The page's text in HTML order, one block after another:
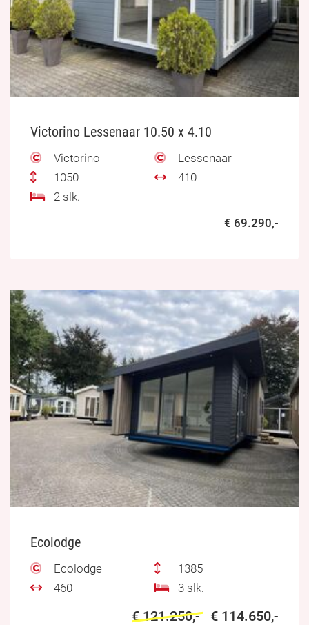
Victorino Lessenaar 10.50 x 4.10
Victorino
Lessenaar
1050
410
2 slk.
€ 69.290,-
Ecolodge
Ecolodge
1385
460
3 slk.
€ 121.250,- € 114.650,-